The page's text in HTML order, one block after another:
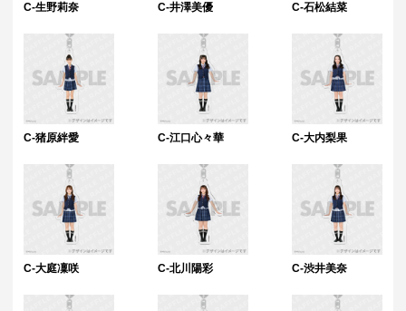
C-生野莉奈 C-井澤美優 C-石松結菜
C-猪原絆愛 C-江口心々華 C-大内梨果
C-大庭凜咲 C-北川陽彩 C-渋井美奈